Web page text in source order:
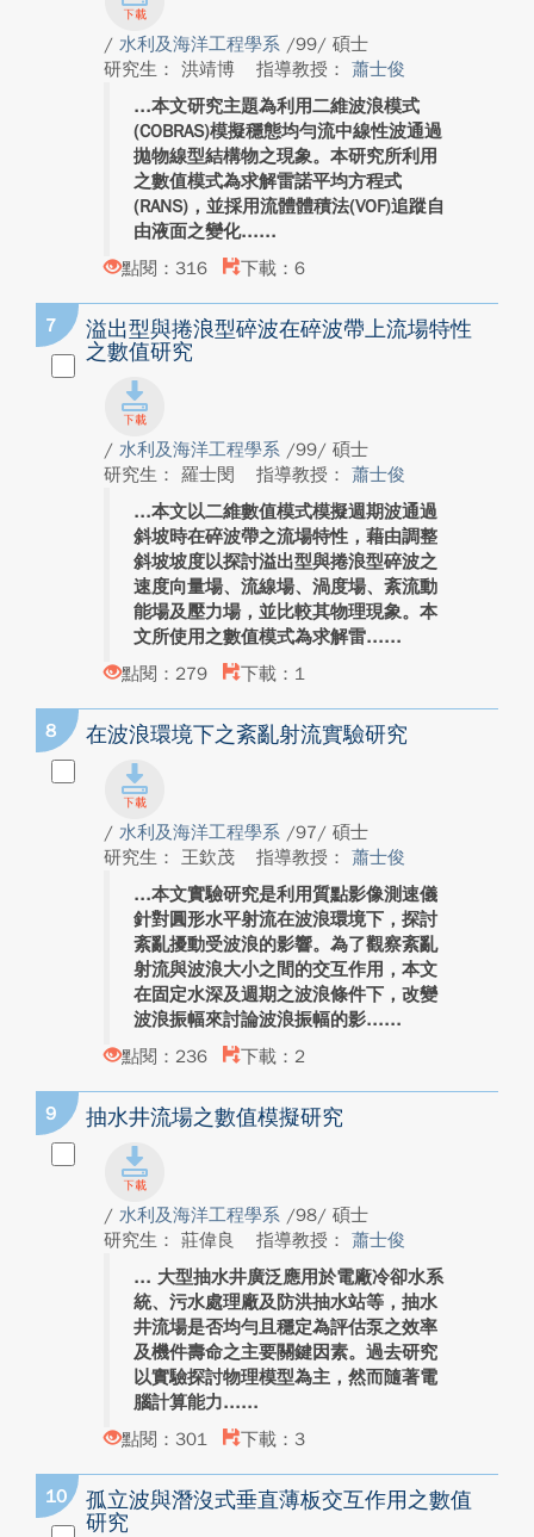
/ 水利及海洋工程學系 /99/ 碩士
研究生： 洪靖博
指導教授： 蕭士俊
本文研究主題為利用二維波浪模式
(COBRAS)模擬穩態均勻流中線性波通過
拋物線型結構物之現象。本研究所利用
之數值模式為求解雷諾平均方程式
(RANS)，並採用流體體積法(VOF)追蹤自
由液面之變化...
點閱：316
下載：6
7
溢出型與捲浪型碎波在碎波帶上流場特性
之數值研究
/ 水利及海洋工程學系 /99/ 碩士
研究生： 羅士閔
指導教授： 蕭士俊
本文以二維數值模式模擬週期波通過
斜坡時在碎波帶之流場特性，藉由調整
斜坡坡度以探討溢出型與捲浪型碎波之
速度向量場、流線場、渦度場、紊流動
能場及壓力場，並比較其物理現象。本
文所使用之數值模式為求解雷...
點閱：279
下載：1
8 在波浪環境下之紊亂射流實驗研究
/ 水利及海洋工程學系 /97/ 碩士
研究生： 王欽茂
指導教授： 蕭士俊
本文實驗研究是利用質點影像測速儀
針對圓形水平射流在波浪環境下，探討
紊亂擾動受波浪的影響。為了觀察紊亂
射流與波浪大小之間的交互作用，本文
在固定水深及週期之波浪條件下，改變
波浪振幅來討論波浪振幅的影...
點閱：236
下載：2
9 抽水井流場之數值模擬研究
/ 水利及海洋工程學系 /98/ 碩士
研究生： 莊偉良
指導教授： 蕭士俊
大型抽水井廣泛應用於電廠冷卻水系
統、污水處理廠及防洪抽水站等，抽水
井流場是否均勻且穩定為評估泵之效率
及機件壽命之主要關鍵因素。過去研究
以實驗探討物理模型為主，然而隨著電
腦計算能力...
點閱：301
下載：3
10
孤立波與潛沒式垂直薄板交互作用之數值
研究